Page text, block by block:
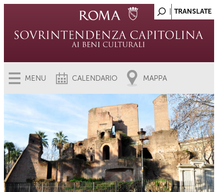
MENU CALENDARIO MAPPA